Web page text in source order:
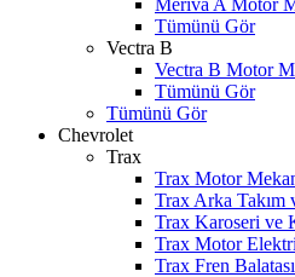
Meriva A Motor
Tümünü Gör
Vectra B
Vectra B Motor
Tümünü Gör
Tümünü Gör
Chevrolet
Trax
Trax Motor
Trax Arka Takım
Trax Karoseri ve
Trax Motor
Trax Fren